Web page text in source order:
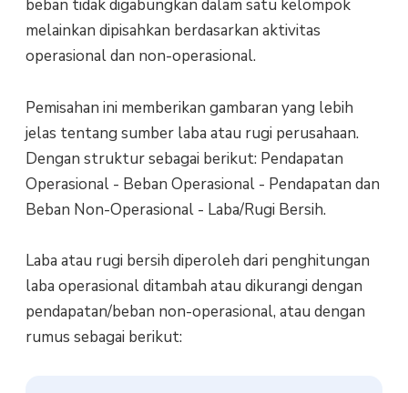
beban tidak digabungkan dalam satu kelompok
melainkan dipisahkan berdasarkan aktivitas
operasional dan non-operasional.
Pemisahan ini memberikan gambaran yang lebih
jelas tentang sumber laba atau rugi perusahaan.
Dengan struktur sebagai berikut: Pendapatan
Operasional - Beban Operasional - Pendapatan dan
Beban Non-Operasional - Laba/Rugi Bersih.
Laba atau rugi bersih diperoleh dari penghitungan
laba operasional ditambah atau dikurangi dengan
pendapatan/beban non-operasional, atau dengan
rumus sebagai berikut: